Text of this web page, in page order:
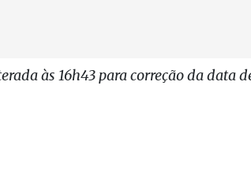
às 16h43 para correção da data